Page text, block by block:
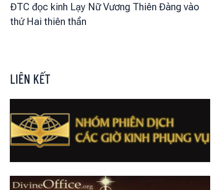
ĐTC đọc kinh Lạy Nữ Vương Thiên Đàng vào
thứ Hai thiên thần
LIÊN KẾT